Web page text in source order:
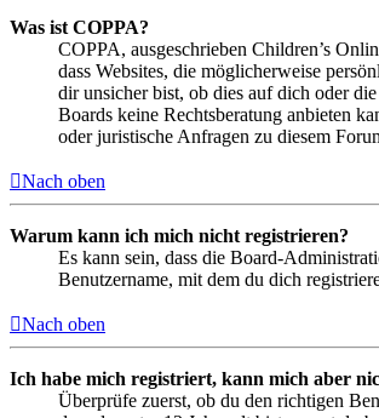
Was ist COPPA?
COPPA, ausgeschrieben Children’s
dass Websites, die möglicherweise
dir unsicher bist, ob dies auf dich oder
Boards keine Rechtsberatung anbieten
oder juristische Anfragen zu diesem
Nach oben
Warum kann ich mich nicht registrieren?
Es kann sein, dass die Board-
Benutzername, mit dem du dich
Nach oben
Ich habe mich registriert, kann mich aber
Überprüfe zuerst, ob du den richtigen